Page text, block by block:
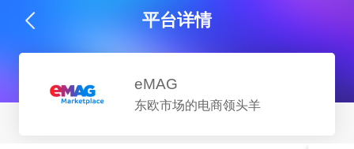
平台详情
eMAG
东欧市场的电商领头羊